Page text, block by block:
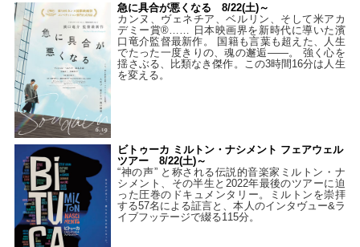
急に具合が悪くなる 8/22(土)～
カンヌ、ヴェネチア、ベルリン、そして米アカ
デミー賞®…… 日本映画界を新時代に導いた濱
口竜介監督最新作。 国籍も言葉も超えた、人生
でたった一度きりの、魂の邂逅――。 強く心を
揺さぶる、比類なき傑作。この3時間16分は人生
を変える。
ビトゥーカ ミルトン・ナシメント フェアウェル
ツアー 8/22(土)～
“神の声” と称される伝説的音楽家ミルトン・ナ
シメント、その半生と2022年最後のツアーに迫
った圧巻のドキュメンタリー。ミルトンを崇拝
する57名による証言と、本人のインタヴュー&ラ
イブフッテージで綴る115分。